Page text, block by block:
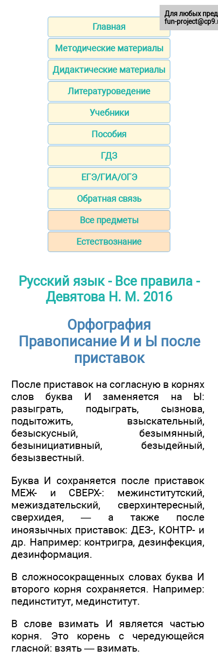
Главная
Методические материалы
Дидактические материалы
Литературоведение
Учебники
Пособия
ГДЗ
ЕГЭ/ГИА/ОГЭ
Обратная связь
Все предметы
Естествознание
Русский язык - Все правила -
Девятова Н. М. 2016
Орфография
Правописание И и Ы после
приставок
После приставок на согласную в корнях
слов буква И заменяется на Ы:
разыграть, подыграть, сызнова,
подытожить, взыскательный,
безыскусный, безымянный,
безынициативный, безыдейный,
безызвестный.
Буква И сохраняется после приставок
МЕЖ- и СВЕРХ-: межинститутский,
межиздательский, сверхинтересный,
сверхидея, — а также после
иноязычных приставок: ДЕЗ-, КОНТР- и
др. Например: контригра, дезинфекция,
дезинформация.
В сложносокращенных словах буква И
второго корня сохраняется. Например:
пединститут, мединститут.
В слове взимать И является частью
корня. Это корень с чередующейся
гласной: взять — взимать.
Для любых
fun-